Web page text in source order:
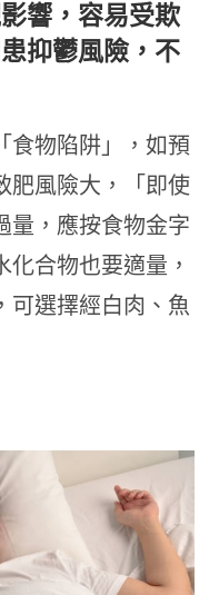
響，容易受欺
抑鬱風險，不
食物陷阱」，如預
肥風險大，「即使
量，應按食物金字
合物也要適量，
可選擇經白肉、魚